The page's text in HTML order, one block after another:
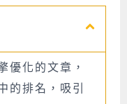
優化的文章，
的排名，吸引